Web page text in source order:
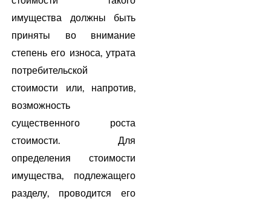
имущества должны быть
приняты во внимание
степень его износа, утрата
потребительской
стоимости или, напротив,
возможность
существенного роста
стоимости. Для
определения стоимости
имущества, подлежащего
разделу, проводится его